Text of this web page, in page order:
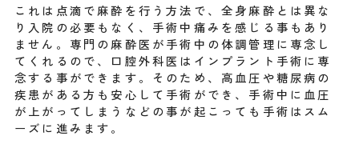
これは点滴で麻酔を行う方法で、全身麻酔とは異な
り入院の必要もなく、手術中痛みを感じる事もあり
ません。専門の麻酔医が手術中の体調管理に専念し
てくれるので、口腔外科医はインプラント手術に専
念する事ができます。そのため、高血圧や糖尿病の
疾患がある方も安心して手術ができ、手術中に血圧
が上がってしまうなどの事が起こっても手術はスム
ーズに進みます。